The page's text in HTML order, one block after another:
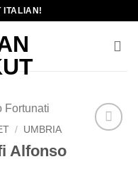
ITALIAN!
/ UMBRIA
Alfonso